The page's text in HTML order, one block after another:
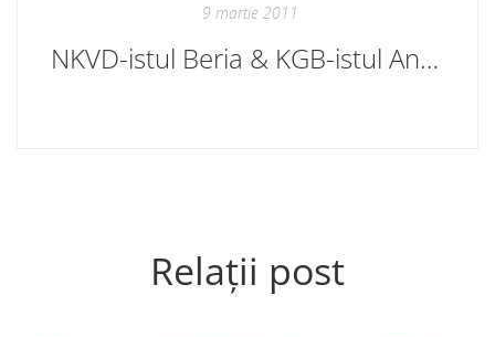
9 martie 2011
NKVD-istul Beria & KGB-istul Andropov
Relații post